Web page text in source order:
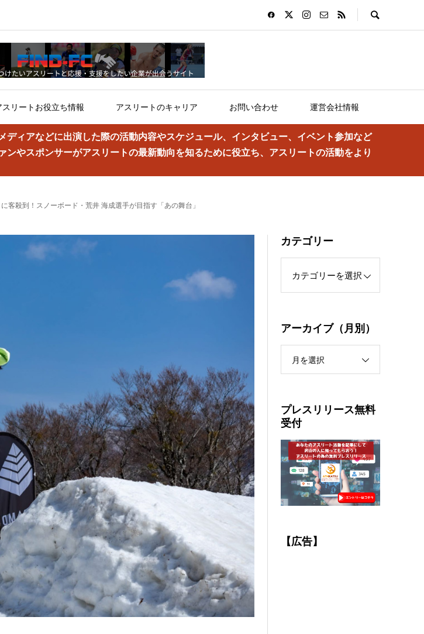
スリートお役立ち情報 アスリートのキャリア お問い合わせ 運営会社情報
ディアなどに出演した際の活動内容やスケジュール、インタビュー、イベント参加など
ンやスポンサーがアスリートの最新動向を知るために役立ち、アスリートの活動をより
客殺到！スノーボード・荒井 海成選手が目指す「あの舞台」
カテゴリー
アーカイブ（月別）
月を選択
プレスリリース無料
受付
【広告】